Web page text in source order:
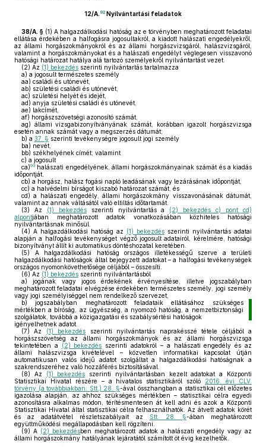
12/A. 92Nyilvántartási feladatok
38/A. § (1) A halgazdálkodási hatóság az e törvényben meghatározott feladatai
ellátása érdekében a halfogásra jogosultakról, a kiadott halászati engedélyekről,
az állami horgászokmányokról és az állami horgászvizsgáról, halászvizsgáról,
valamint a horgászokmányokat és a halászati engedélyt véglegesen visszavonó
hatósági határozat hatálya alá tartozó személyekről nyilvántartást vezet.
(2) Az (1) bekezdés szerinti nyilvántartás tartalmazza
a) a jogosult természetes személy
aa) családi és utónevét,
ab) születési családi és utónevét,
ac) születési helyét és idejét,
ad) anyja születési családi és utónevét,
ae) lakcímét,
af) horgászszövetségi azonosító számát,
ag) állami vizsgabizonyítványának számát, korábban igazolt horgászvizsga
esetén annak számát vagy a megszerzés dátumát;
b) a 37. § szerinti tevékenységre jogosult jogi személy
ba) nevét,
bb) székhelyének címét; valamint
c) a jogosult
ca)93 halászati engedélyének, állami horgászokmányainak számát és a kiadás
időpontját,
cb) a horgász, halász fogási napló leadásának vagy lezárásának időpontját,
cc) a halvédelmi bírságot kiszabó határozat számát, és
cd) a halászati engedély, állami horgászokmány visszavonásának dátumát,
valamint az annak váltásától való eltiltás időtartamát.
(3) Az (1) bekezdésszerinti nyilvántartás a (2) bekezdés c) pont cd)
alpontjában meghatározott adatok vonatkozásában közhiteles hatósági
nyilvántartásnak minősül.
(4) A halgazdálkodási hatóság az (1) bekezdés szerinti nyilvántartás adatai
alapján a halfogási tevékenységet végző jogosult adatairól, kérelmére, hatósági
bizonyítványt állít ki automatikus döntéshozatal keretében.
(5) A halgazdálkodási hatóság országos illetékességű szerve a területi
halgazdálkodási hatóságok által bejegyzett adatokat – a halfogási tevékenységek
országos nyomonkövethetősége céljából – összesíti.
(6) Az (1) bekezdés szerinti nyilvántartásból
a) jogának vagy jogos érdekének érvényesítése, illetve jogszabályban
meghatározott feladatai elvégzése érdekében természetes személy, jogi személy
vagy jogi személyiséggel nem rendelkező szervezet,
b) jogszabályban meghatározott feladataik ellátásához szükséges
mértékben a bíróság, az ügyészség, a nyomozó hatóság, a nemzetbiztonsági
szolgálatok, továbbá a közigazgatási és szabálysértési hatóságok
igényelhetnek adatot.
(7) Az (1) bekezdés szerinti nyilvántartás naprakésszé tétele céljából a
horgászszövetség az állami horgászokmányok és az állami horgászvizsga
tekintetében a
(2) bekezdés szerinti adatokról – a halászati engedély és az
állami halászvizsga kivételével – közvetlen informatikai kapcsolat útján
automatikusan valós idejű adatot szolgáltat a halgazdálkodási hatóságnak a
szakrendszeréhez való hozzáférés biztosításával.
(8) Az (1) bekezdés szerinti nyilvántartásban kezelt adatokat a Központi
Statisztikai Hivatal részére – a hivatalos statisztikáról szóló 2016. évi CLV.
törvény (a továbbiakban: Stt.) 28. §-ával összhangban a statisztikai cél előzetes
igazolása alapján, az ahhoz szükséges mértékben – statisztikai célra egyedi
azonosításra alkalmas módon, térítésmentesen át kell adni és azok a Központi
Statisztikai Hivatal által statisztikai célra felhasználhatók. Az átvett adatok körét
és az adatátvétel részletszabályait az
Stt. 28. §-ában meghatározott
együttműködési megállapodásban kell rögzíteni.
(9) A (2) bekezdésben meghatározott adatok a halászati engedély vagy az
állami horgászokmány hatályának lejáratától számított öt évig kezelhetők.